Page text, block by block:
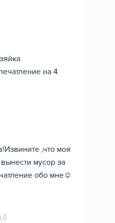
на 4
,что моя
мусор за
обо мне☺️